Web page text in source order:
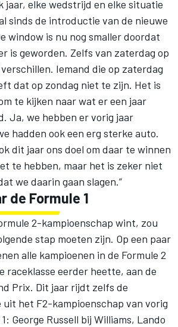
jaar, elke wedstrijd en elke situatie
sinds de introductie van de nieuwe
window is nu nog smaller doordat
is geworden. Zelfs van zaterdag op
Iemand die op zaterdag
dat op zondag niet te zijn. Het is
te kijken naar wat er een jaar
Ja, we hebben er vorig jaar
hadden ook een erg sterke auto.
dit jaar ons doel om daar te winnen
te hebben, maar het is zeker niet
we daarin gaan slagen.”
de Formule 1
2-kampioenschap wint, zou
stap moeten zijn. Op een paar
alle kampioenen in de Formule 2
raceklasse eerder heette, aan de
Prix. Dit jaar rijdt zelfs de
het F2-kampioenschap van vorig
George Russell bij Williams, Lando